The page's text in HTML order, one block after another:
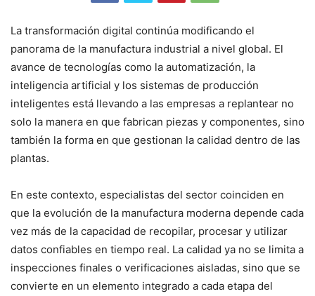
La transformación digital continúa modificando el
panorama de la manufactura industrial a nivel global. El
avance de tecnologías como la automatización, la
inteligencia artificial y los sistemas de producción
inteligentes está llevando a las empresas a replantear no
solo la manera en que fabrican piezas y componentes, sino
también la forma en que gestionan la calidad dentro de las
plantas.
En este contexto, especialistas del sector coinciden en
que la evolución de la manufactura moderna depende cada
vez más de la capacidad de recopilar, procesar y utilizar
datos confiables en tiempo real. La calidad ya no se limita a
inspecciones finales o verificaciones aisladas, sino que se
convierte en un elemento integrado a cada etapa del